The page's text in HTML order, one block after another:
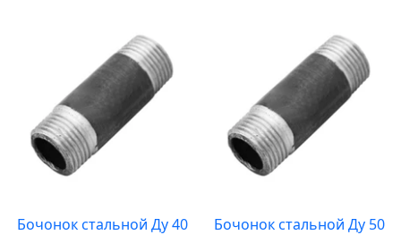
Бочонок стальной Ду 40
Бочонок стальной Ду 50